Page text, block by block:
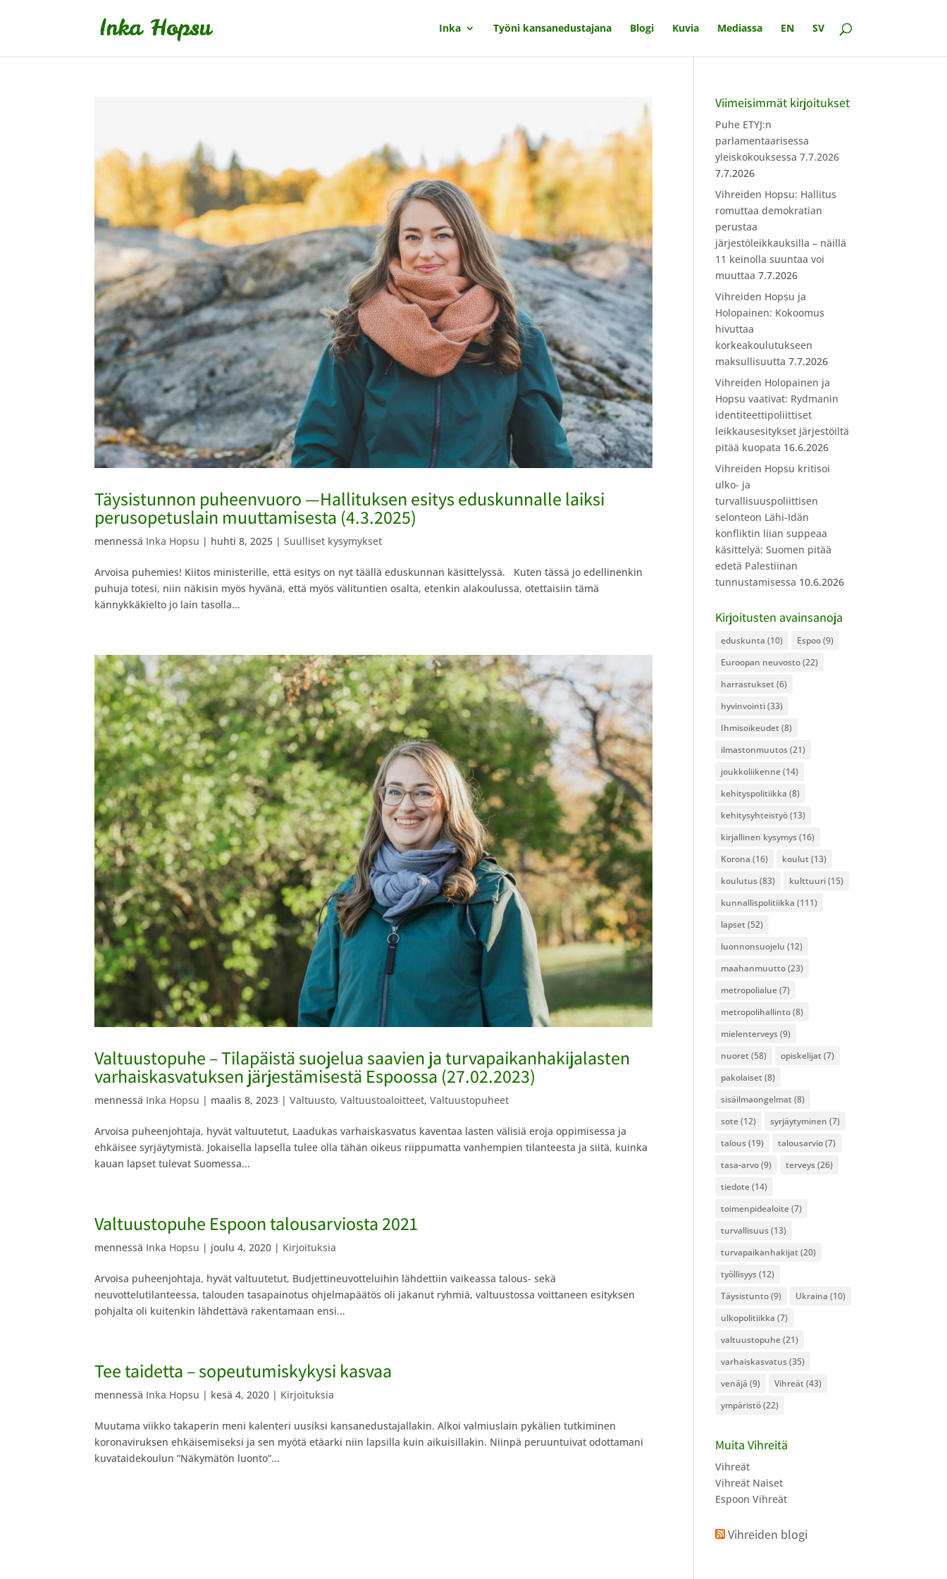
Inka Työni kansanedustajana Blogi Kuvia Mediassa EN SV
Täysistunnon puheenvuoro —Hallituksen esitys eduskunnalle laiksi
perusopetuslain muuttamisesta (4.3.2025)
mennessä Inka Hopsu | huhti 8, 2025 |Suulliset kysymykset
Arvoisa puhemies! Kiitos ministerille, että esitys on nyt täällä eduskunnan käsittelyssä. Kuten tässä jo edellinenkin
puhuja totesi, niin näkisin myös hyvänä, että myös välituntien osalta, etenkin alakoulussa, otettaisiin tämä
kännykkäkielto jo lain tasolla...
Valtuustopuhe – Tilapäistä suojelua saavien ja turvapaikanhakijalasten
varhaiskasvatuksen järjestämisestä Espoossa (27.02.2023)
mennessä Inka Hopsu | maalis 8, 2023 |Valtuusto,Valtuustoaloitteet,Valtuustopuheet
Arvoisa puheenjohtaja, hyvät valtuutetut, Laadukas varhaiskasvatus kaventaa lasten välisiä eroja oppimisessa ja
ehkäisee syrjäytymistä. Jokaisella lapsella tulee olla tähän oikeus riippumatta vanhempien tilanteesta ja siitä, kuinka
kauan lapset tulevat Suomessa...
Valtuustopuhe Espoon talousarviosta 2021
mennessä Inka Hopsu | joulu 4, 2020 | Kirjoituksia
Arvoisa puheenjohtaja, hyvät valtuutetut, Budjettineuvotteluihin lähdettiin vaikeassa talous- sekä
neuvottelutilanteessa, talouden tasapainotus ohjelmapäätös oli jakanut ryhmiä, valtuustossa voittaneen esityksen
pohjalta oli kuitenkin lähdettävä rakentamaan ensi...
Tee taidetta – sopeutumiskykysi kasvaa
mennessä Inka Hopsu | kesä 4, 2020 | Kirjoituksia
Muutama viikko takaperin meni kalenteri uusiksi kansanedustajallakin. Alkoi valmiuslain pykälien tutkiminen
koronaviruksen ehkäisemiseksi ja sen myötä etäarki niin lapsilla kuin aikuisillakin. Niinpä peruuntuivat odottamani
kuvataidekoulun ”Näkymätön luonto”...
Viimeisimmät kirjoitukset
Puhe ETYJ:n
parlamentaarisessa
yleiskokouksessa 7.7.2026
7.7.2026
Vihreiden Hopsu: Hallitus
romuttaa demokratian
perustaa
järjestöleikkauksilla – näillä
11 keinolla suuntaa voi
muuttaa 7.7.2026
Vihreiden Hopsu ja
Holopainen: Kokoomus
hivuttaa
korkeakoulutukseen
maksullisuutta 7.7.2026
Vihreiden Holopainen ja
Hopsu vaativat: Rydmanin
identiteettipoliittiset
leikkausesitykset järjestöiltä
pitää kuopata 16.6.2026
Vihreiden Hopsu kritisoi
ulko- ja
turvallisuuspoliittisen
selonteon Lähi-Idän
konfliktin liian suppeaa
käsittelyä: Suomen pitää
edetä Palestiinan
tunnustamisessa 10.6.2026
Kirjoitusten avainsanoja
eduskunta (10) Espoo(9)
Euroopan neuvosto(22)
harrastukset (6)
hyvinvointi(33)
Ihmisoikeudet (8)
ilmastonmuutos(21)
joukkoliikenne(14)
kehityspolitiikka (8)
kehitysyhteistyö(13)
kirjallinen kysymys(16)
Korona (16) koulut (13)
koulutus(83) kulttuuri(15)
kunnallispolitiikka (111)
lapset (52)
luonnonsuojelu (12)
maahanmuutto(23)
metropolialue(7)
metropolihallinto(8)
mielenterveys(9)
nuoret (58) opiskelijat (7)
pakolaiset (8)
sisäilmaongelmat (8)
sote(12) syrjäytyminen (7)
talous(19) talousarvio(7)
tasa-arvo(9) terveys(26)
tiedote(14)
toimenpidealoite(7)
turvallisuus(13)
turvapaikanhakijat (20)
työllisyys(12)
Täysistunto(9) Ukraina (10)
ulkopolitiikka (7)
valtuustopuhe(21)
varhaiskasvatus(35)
venäjä (9) Vihreät (43)
ympäristö(22)
Muita Vihreitä
Vihreät
Vihreät Naiset
Espoon Vihreät
Vihreiden blogi